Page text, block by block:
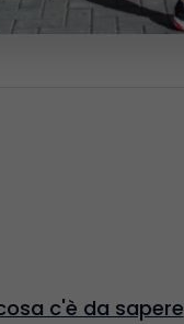
c'è da sapere